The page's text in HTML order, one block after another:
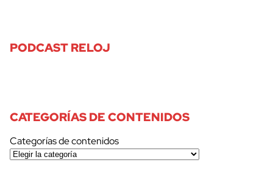
PODCAST RELOJ
CATEGORÍAS DE CONTENIDOS
Categorías de contenidos